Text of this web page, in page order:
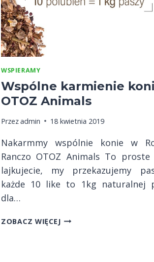
WSPIERAMY
Wspólne karmienie
OTOZ Animals
Przezadmin 18 kwietnia 2019
Nakarmmy wspólnie konie w
Ranczo OTOZ Animals To
lajkujecie, my przekazujemy
każde 10 like to 1kg naturalnej
dla…
ZOBACZ WIĘCEJWSPÓLNE